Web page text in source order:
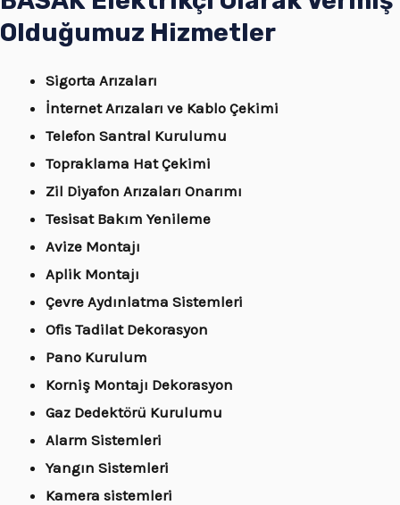
Olduğumuz Hizmetler
Sigorta Arızaları
İnternet Arızaları ve Kablo Çekimi
Telefon Santral Kurulumu
Topraklama Hat Çekimi
Zil Diyafon Arızaları Onarımı
Tesisat Bakım Yenileme
Avize Montajı
Aplik Montajı
Çevre Aydınlatma Sistemleri
Ofis Tadilat Dekorasyon
Pano Kurulum
Korniş Montajı Dekorasyon
Gaz Dedektörü Kurulumu
Alarm Sistemleri
Yangın Sistemleri
Kamera sistemleri